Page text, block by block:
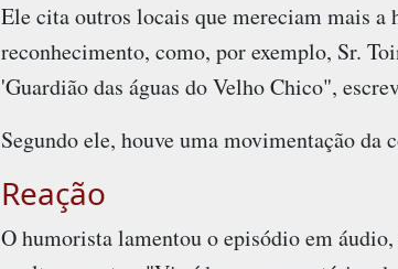
Ele cita outros locais que mereciam mais a
reconhecimento, como, por exemplo, Sr.
'Guardião das águas do Velho Chico",
Segundo ele, houve uma movimentação
Reação
O humorista lamentou o episódio em